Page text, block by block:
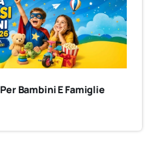
Bambini E Famiglie